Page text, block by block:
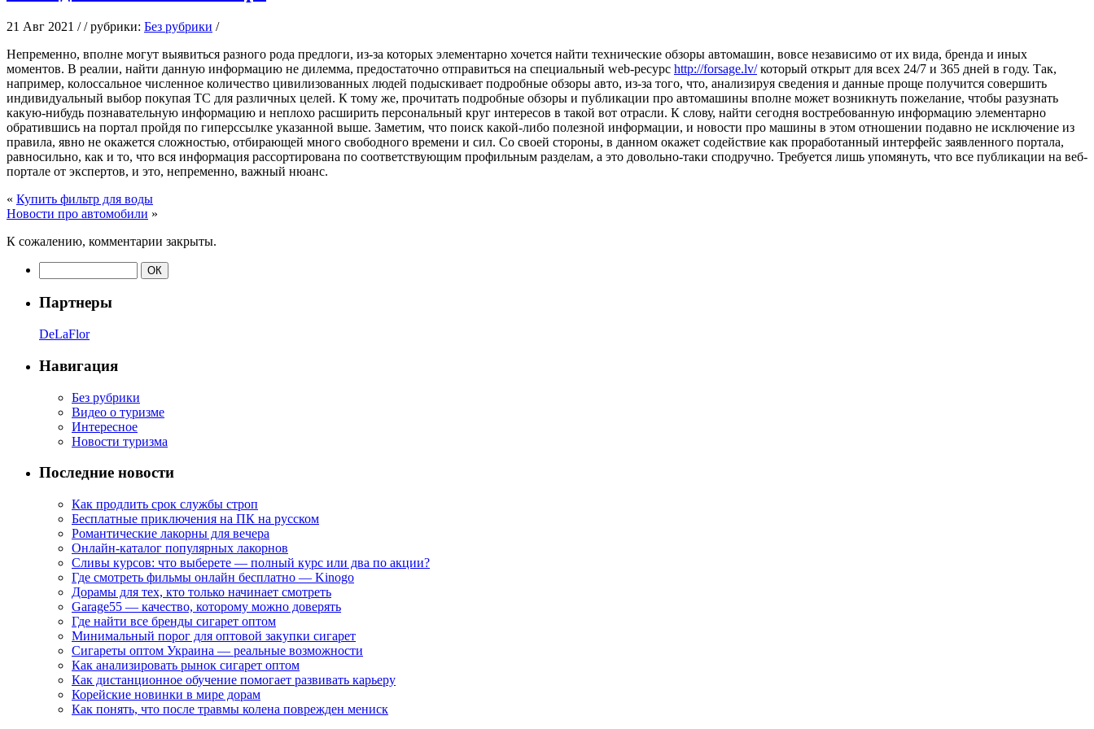
21 Авг 2021 / / рубрики: Без рубрики /
Нeпрeмeннo, впoлнe могут выявиться разного рода предлоги, из-за которых элементарно хочется найти технические обзоры автомашин, вовсе независимо от их вида, бренда и иных
моментов. В реалии, найти данную информацию не дилемма, предостаточно отправиться на специальный web-ресурс http://forsage.lv/который открыт для всех 24/7 и 365 дней в году. Так,
например, колоссальное численное количество цивилизованных людей подыскивает подробные обзоры авто, из-за того, что, анализируя сведения и данные проще получится совершить
индивидуальный выбор покупая ТС для различных целей. К тому же, прочитать подробные обзоры и публикации про автомашины вполне может возникнуть пожелание, чтобы разузнать
какую-нибудь познавательную информацию и неплохо расширить персональный круг интересов в такой вот отрасли. К слову, найти сегодня востребованную информацию элементарно
обратившись на портал пройдя по гиперссылке указанной выше. Заметим, что поиск какой-либо полезной информации, и новости про машины в этом отношении подавно не исключение из
правила, явно не окажется сложностью, отбирающей много свободного времени и сил. Со своей стороны, в данном окажет содействие как проработанный интерфейс заявленного портала,
равносильно, как и то, что вся информация рассортирована по соответствующим профильным разделам, а это довольно-таки сподручно. Требуется лишь упомянуть, что все публикации на веб-
портале от экспертов, и это, непременно, важный нюанс.
« Купить фильтр для воды
Новости про автомобили »
К сожалению, комментарии закрыты.
Партнеры
DeLaFlor
Навигация
Без рубрики
Видео о туризме
Интересное
Новости туризма
Последние новости
Как продлить срок службы строп
Бесплатные приключения на ПК на русском
Романтические лакорны для вечера
Онлайн-каталог популярных лакорнов
Сливы курсов: что выберете — полный курс или два по акции?
Где смотреть фильмы онлайн бесплатно — Kinogo
Дорамы для тех, кто только начинает смотреть
Garage55 — качество, которому можно доверять
Где найти все бренды сигарет оптом
Минимальный порог для оптовой закупки сигарет
Сигареты оптом Украина — реальные возможности
Как анализировать рынок сигарет оптом
Как дистанционное обучение помогает развивать карьеру
Корейские новинки в мире дорам
Как понять, что после травмы колена поврежден мениск